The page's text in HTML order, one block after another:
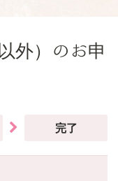
外）のお申
完了